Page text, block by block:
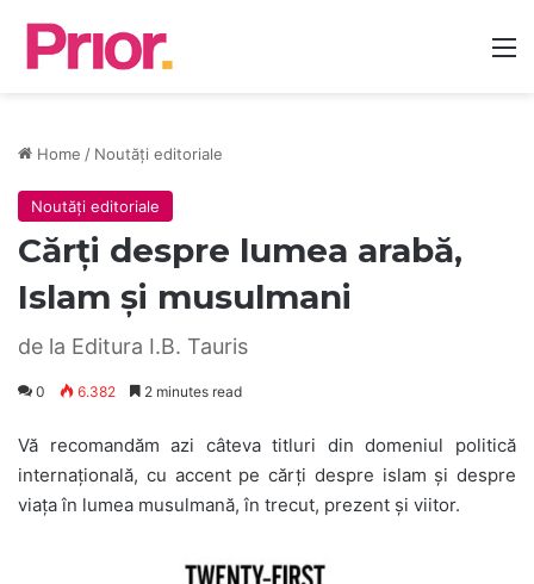
Home / Noutăți editoriale
Noutăți editoriale
Cărți despre lumea arabă,
Islam și musulmani
de la Editura I.B. Tauris
0 6.382 2 minutes read
Vă recomandăm azi câteva titluri din domeniul politică
internațională, cu accent pe cărți despre islam și despre
viața în lumea musulmană, în trecut, prezent și viitor.